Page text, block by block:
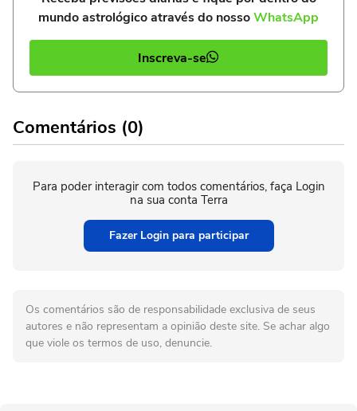
mundo astrológico através do nossoWhatsApp
Inscreva-se
Comentários (0)
Para poder interagir com todos comentários, faça Login
na sua conta Terra
Fazer Login para participar
Os comentários são de responsabilidade exclusiva de seus
autores e não representam a opinião deste site. Se achar algo
que viole os termos de uso, denuncie.